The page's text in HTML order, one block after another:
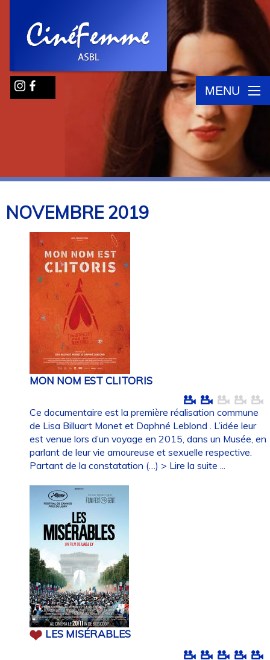
MENU
NOVEMBRE2019
MON NOM EST CLITORIS
Ce documentaire est la première réalisation commune
de Lisa Billuart Monet et Daphné Leblond . L’idée leur
est venue lors d’un voyage en 2015, dans un Musée, en
parlant de leur vie amoureuse et sexuelle respective.
Partant de la constatation (…) > Lire la suite ...
LES MISÉRABLES